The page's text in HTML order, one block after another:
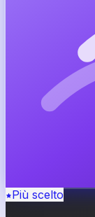
Più scelto